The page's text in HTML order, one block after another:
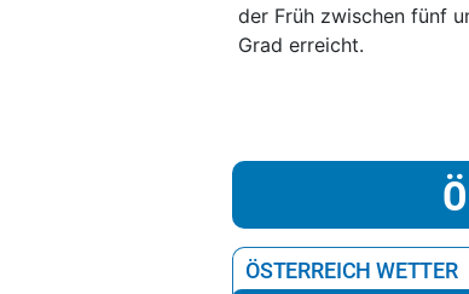
der Früh zwischen fünf
Grad erreicht.
ÖSTERREICH WETTER